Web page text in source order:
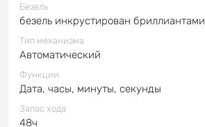
Безель
безель инкрустирован бриллиантами
Тип механизма
Автоматический
Функции
Дата, часы, минуты, секунды
Запас хода
48ч